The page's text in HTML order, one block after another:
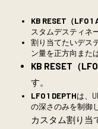
KB RESET（LFO 1
スタムデスティネ
割り当てたいデス
ン量を正方向また
KB RESET（LFO
す。
LFO 1 DEPTHは、
の深さのみを制御
カスタム割り当